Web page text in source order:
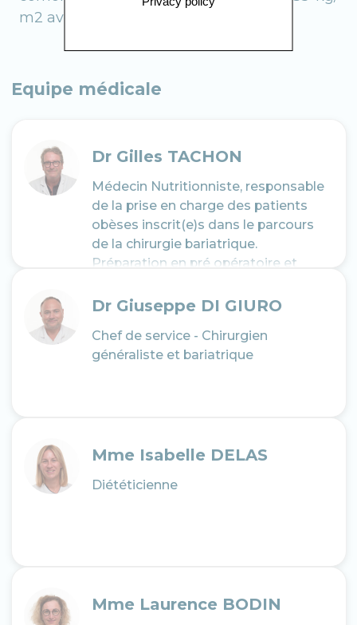
m2 avec comorbidité(s).
Equipe médicale
Dr Gilles TACHON
Médecin Nutritionniste, responsable
de la prise en charge des patients
obèses inscrit(e)s dans le parcours
de la chirurgie bariatrique.
Préparation en pré opératoire et
Dr Giuseppe DI GIURO
Chef de service - Chirurgien
généraliste et bariatrique
Mme Isabelle DELAS
Diététicienne
Mme Laurence BODIN